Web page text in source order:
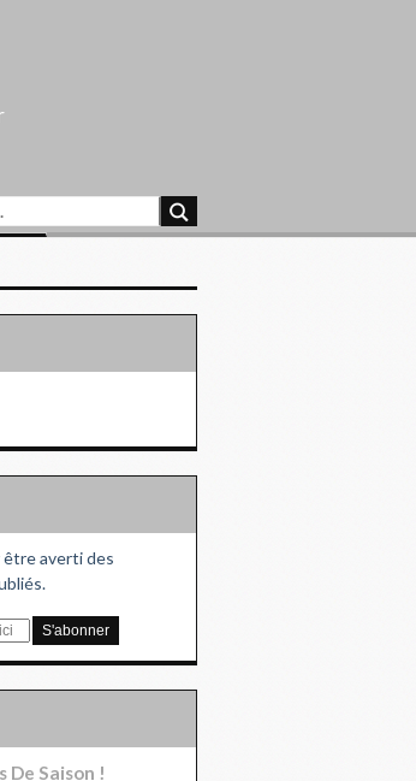
averti des
De Saison !